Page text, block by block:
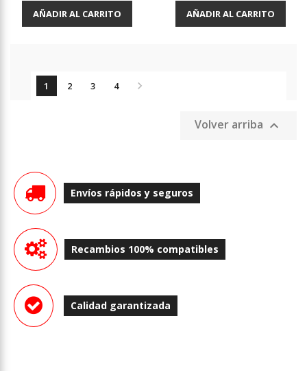
AÑADIR AL CARRITO AÑADIR AL CARRITO
1 2 3 4 
Volver arriba 
Envíos rápidos y seguros
Recambios 100% compatibles
Calidad garantizada